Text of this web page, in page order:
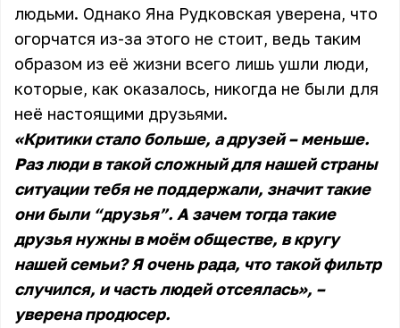
людьми. Однако Яна Рудковская уверена, что
огорчатся из-за этого не стоит, ведь таким
образом из её жизни всего лишь ушли люди,
которые, как оказалось, никогда не были для
неё настоящими друзьями.
«Критики стало больше, а друзей – меньше.
Раз люди в такой сложный для нашей страны
ситуации тебя не поддержали, значит такие
они были “друзья”. А зачем тогда такие
друзья нужны в моём обществе, в кругу
нашей семьи? Я очень рада, что такой фильтр
случился, и часть людей отсеялась», –
уверена продюсер.